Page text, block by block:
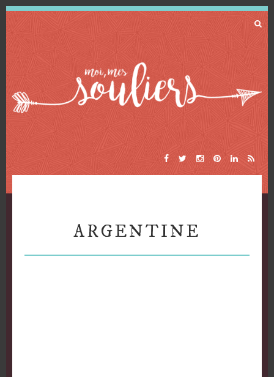
ARGENTINE